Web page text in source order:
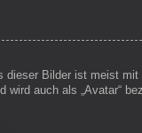
Bilder ist meist
auch als „Avatar“